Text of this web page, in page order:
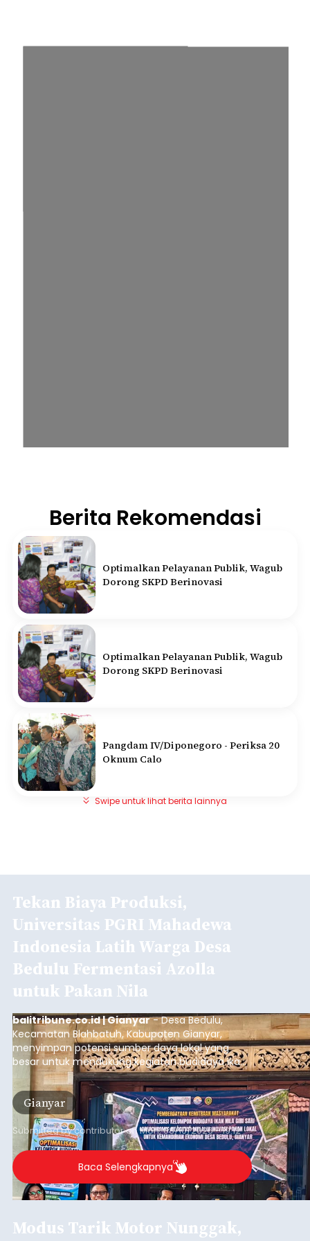
Berita Rekomendasi
Optimalkan Pelayanan Publik, Wagub
Dorong SKPD Berinovasi
Optimalkan Pelayanan Publik, Wagub
Dorong SKPD Berinovasi
Pangdam IV/Diponegoro - Periksa 20
Oknum Calo
Swipe untuk lihat berita lainnya
Tekan Biaya Produksi,
Universitas PGRI Mahadewa
Indonesia Latih Warga Desa
Bedulu Fermentasi Azolla
untuk Pakan Nila
balitribune.co.id | Gianyar- Desa Bedulu,
Kecamatan Blahbatuh, Kabupaten Gianyar,
menyimpan potensi sumber daya lokal yang
besar untuk mendukung kegiatan budidaya ikan
nila.
Gianyar
Submitted bycontributoronMon, 08/10/2026 - 19:12
Baca Selengkapnya
Modus Tarik Motor Nunggak,